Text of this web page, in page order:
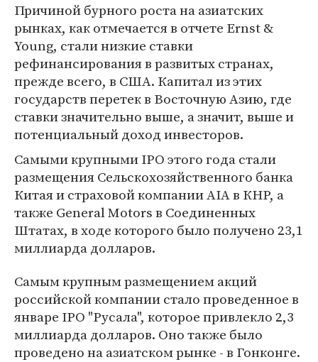
Причиной бурного роста на азиатских
рынках, как отмечается в отчете Ernst &
Young, стали низкие ставки
рефинансирования в развитых странах,
прежде всего, в США. Капитал из этих
государств перетек в Восточную Азию, где
ставки значительно выше, а значит, выше и
потенциальный доход инвесторов.
Самыми крупными IPO этого года стали
размещения Сельскохозяйственного банка
Китая и страховой компании AIA в КНР, а
также General Motors в Соединенных
Штатах, в ходе которого было получено 23,1
миллиарда долларов.
Самым крупным размещением акций
российской компании стало проведенное в
январе IPO "Русала", которое привлекло 2,3
миллиарда долларов. Оно также было
проведено на азиатском рынке - в Гонконге.